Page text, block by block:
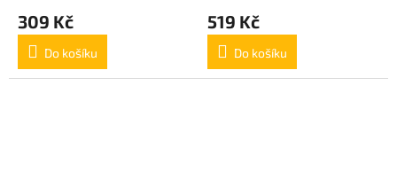
309 Kč
Do košíku
519 Kč
Do košíku